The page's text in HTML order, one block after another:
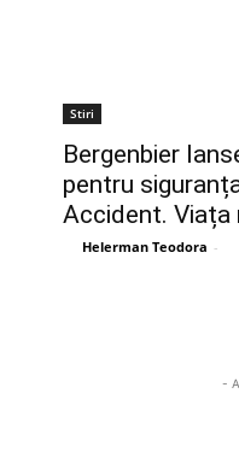
Stiri
Bergenbier
pentru
Accident. Viața
Helerman Teodora -
-